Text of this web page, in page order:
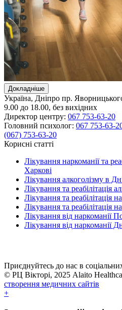
Докладніше
Україна, Дніпро пр.
9.00 до 18.00, без вихідних
Директор центру: 067 753-63-20
Головний психолог: 067 753-63-
(067) 753-63-20
Корисні статті
Лікування наркоманії та
Харкові
Лікування алкоголізму в
Лікування та реабілітація
Лікування та реабілітація
Лікування та реабілітація
Лікування від наркоманії
Лікування від наркоманії
Приєднуйтесь до нас в
© РЦ Вікторі, 2025 Alaito
створення медичних сайтів
+